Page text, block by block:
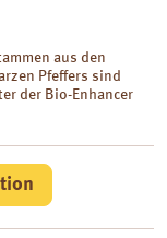
aus den
Pfeffers sind
der Bio-Enhancer